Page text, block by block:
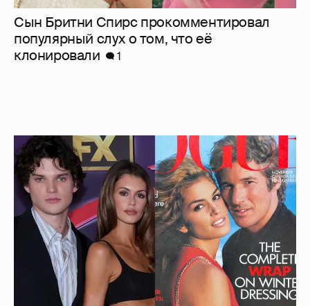
Сын Бритни Спирс прокомментировал
популярный слух о том, что её
клонировали
1